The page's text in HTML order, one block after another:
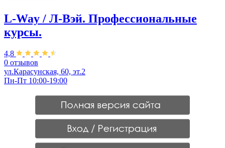
L-Way / Л-Вэй. Профессиональные
курсы.
4,8
0 отзывов
ул.Карасунская, 60, эт.2
Пн-Пт 10:00-19:00